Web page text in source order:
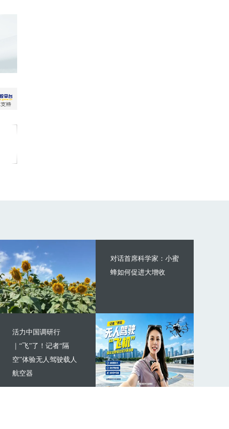
对话首席科学家：小蜜
蜂如何促进大增收
活力中国调研行
｜“飞”了！记者“隔
空”体验无人驾驶载人
航空器